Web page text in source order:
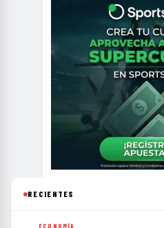
RECIENTES
ECONOMÍA